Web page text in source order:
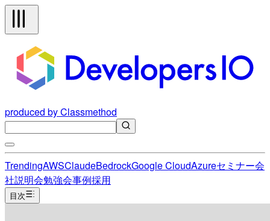
produced by Classmethod
TrendingAWSClaudeBedrockGoogle CloudAzureセミナー会
社説明会勉強会事例採用
目次